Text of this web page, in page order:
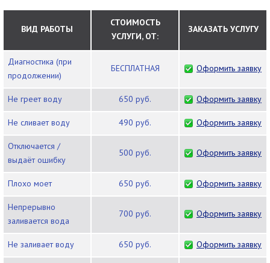
ВИД РАБОТЫ
СТОИМОСТЬ
УСЛУГИ, ОТ:
ЗАКАЗАТЬ УСЛУГУ
Диагностика (при
продолжении)
БЕСПЛАТНАЯ Оформить заявку
Не греет воду 650 руб. Оформить заявку
Не сливает воду 490 руб. Оформить заявку
Отключается /
выдаёт ошибку
500 руб. Оформить заявку
Плохо моет 650 руб. Оформить заявку
Непрерывно
заливается вода
700 руб. Оформить заявку
Не заливает воду 650 руб. Оформить заявку